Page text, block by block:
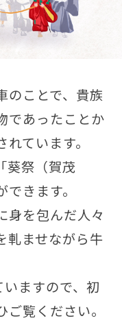
のことで、貴族
であったことか
ています。
葵祭（賀茂
きます。
身を包んだ人々
軋ませながら牛
ますので、初
覧ください。